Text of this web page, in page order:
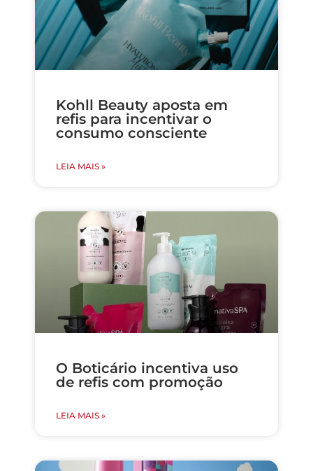
Kohll Beauty aposta em
refis para incentivar o
consumo consciente
LEIA MAIS »
O Boticário incentiva uso
de refis com promoção
LEIA MAIS »